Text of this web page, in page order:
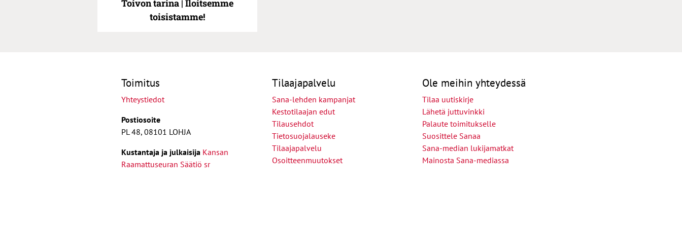
Toivon tarina | Iloitsemme
toisistamme!
Toimitus
Yhteystiedot
Postiosoite
PL 48, 08101 LOHJA
Kustantaja ja julkaisija Kansan
Raamattuseuran Säätiö sr
Tilaajapalvelu
Sana-lehden kampanjat
Kestotilaajan edut
Tilausehdot
Tietosuojalauseke
Tilaajapalvelu
Osoitteenmuutokset
Ole meihin yhteydessä
Tilaa uutiskirje
Lähetä juttuvinkki
Palaute toimitukselle
Suosittele Sanaa
Sana-median lukijamatkat
Mainosta Sana-mediassa